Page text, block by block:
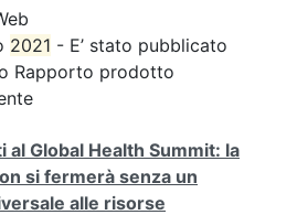
2021 - E’ stato pubblicato
Rapporto prodotto
al Global Health Summit: la
si fermerà senza un
alle risorse